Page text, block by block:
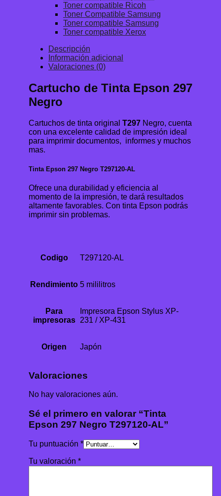
Toner compatible Ricoh
Toner Compatible Samsung
Toner compatible Samsung
Toner compatible Xerox
Descripción
Información adicional
Valoraciones (0)
Cartucho de Tinta Epson 297
Negro
Cartuchos de tinta original T297 Negro, cuenta
con una excelente calidad de impresión ideal
para imprimir documentos, informes y muchos
mas.
Tinta Epson 297 Negro T297120-AL
Ofrece una durabilidad y eficiencia al
momento de la impresión, te dará resultados
altamente favorables. Con tinta Epson podrás
imprimir sin problemas.
Codigo T297120-AL
Rendimiento 5 mililitros
Para
impresoras
Impresora Epson Stylus XP-
231 / XP-431
Origen Japón
Valoraciones
No hay valoraciones aún.
Sé el primero en valorar “Tinta
Epson 297 Negro T297120-AL”
Tu puntuación *
Tu valoración *